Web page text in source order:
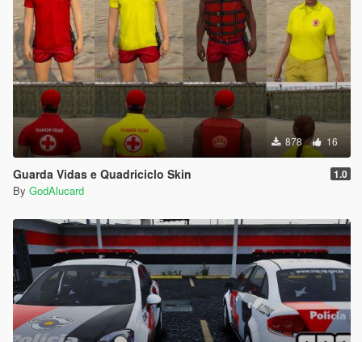
878 16
Guarda Vidas e Quadriciclo Skin 1.0
By GodAlucard